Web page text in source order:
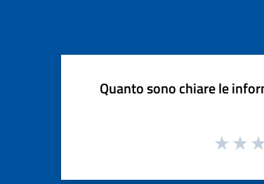
Quanto sono chiare le